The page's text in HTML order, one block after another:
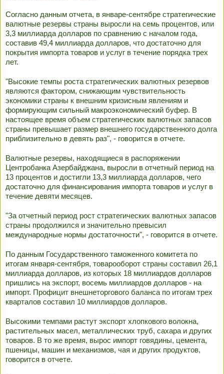
Согласно данным отчета, в январе-сентябре стратегические
валютные резервы страны выросли на семь процентов, или
3,3 миллиарда долларов по сравнению с началом года,
составив 49,4 миллиарда долларов, что достаточно для
покрытия импорта товаров и услуг в течение порядка трех
лет.
"Высокие темпы роста стратегических валютных резервов
являются фактором, снижающим чувствительность
экономики страны к внешним кризисным явлениям и
формирующим сильный макроэкономический буфер. В
настоящее время объем стратегических валютных запасов
страны превышает размер внешнего государственного долга
приблизительно в девять раз", - говорится в отчете.
Валютные резервы, находящиеся в распоряжении
Центробанка Азербайджана, выросли в отчетный период на
13 процентов и достигли 13,3 миллиарда долларов, чего
достаточно для финансирования импорта товаров и услуг в
течение девяти месяцев.
"За отчетный период рост стратегических валютных запасов
страны продолжился и значительно превысил
международные нормы достаточности", - говорится в отчете.
По данным Государственного таможенного комитета по
итогам января-сентября, товарооборот страны составил 26,1
миллиарда долларов, из которых 18 миллиардов долларов
пришлись на экспорт, восемь миллиардов долларов - на
импорт. Профицит внешнеторгового баланса по итогам трех
кварталов составил 10 миллиардов долларов.
Высокими темпами растут экспорт хлопкового волокна,
растительных масел, металлических труб, сахара и других
товаров. В то же время, вырос импорт говядины, цемента,
пшеницы, машин и механизмов, чая и других продуктов,
говорится в отчете.